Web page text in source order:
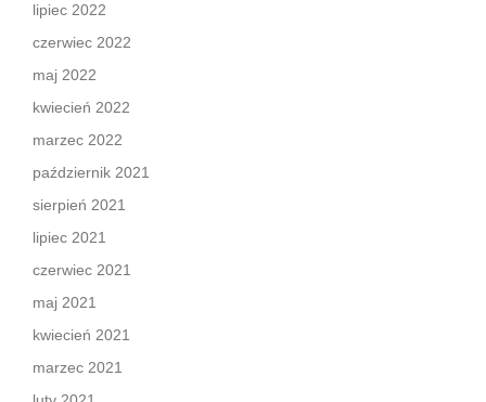
lipiec 2022
czerwiec 2022
maj 2022
kwiecień 2022
marzec 2022
październik 2021
sierpień 2021
lipiec 2021
czerwiec 2021
maj 2021
kwiecień 2021
marzec 2021